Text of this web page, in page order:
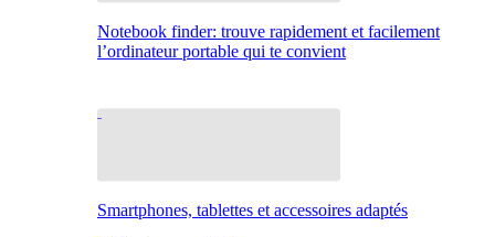
Notebook finder: trouve rapidement et facilement
l’ordinateur portable qui te convient
Smartphones, tablettes et accessoires adaptés